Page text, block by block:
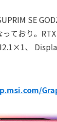
SE
ており。
、